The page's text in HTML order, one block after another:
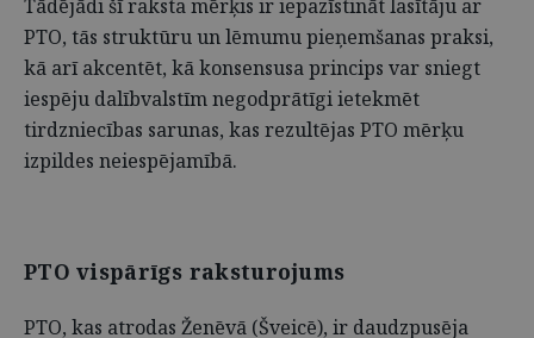
Tādējādi šī raksta mērķis ir iepazīstināt lasītāju ar
PTO, tās struktūru un lēmumu pieņemšanas praksi,
kā arī akcentēt, kā konsensusa princips var sniegt
iespēju dalībvalstīm negodprātīgi ietekmēt
tirdzniecības sarunas, kas rezultējas PTO mērķu
izpildes neiespējamībā.
PTO vispārīgs raksturojums
PTO, kas atrodas Ženēvā (Šveicē), ir daudzpusēja